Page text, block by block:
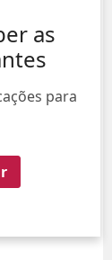
as
para